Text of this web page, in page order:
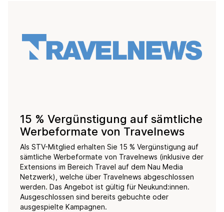
15 % Vergünstigung auf sämtliche
Werbeformate von Travelnews
Als STV-Mitglied erhalten Sie 15 % Vergünstigung auf
sämtliche Werbeformate von Travelnews (inklusive der
Extensions im Bereich Travel auf dem Nau Media
Netzwerk), welche über Travelnews abgeschlossen
werden. Das Angebot ist gültig für Neukund:innen.
Ausgeschlossen sind bereits gebuchte oder
ausgespielte Kampagnen.